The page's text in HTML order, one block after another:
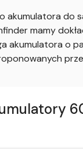
akumulatora do
mamy
akumulatora o